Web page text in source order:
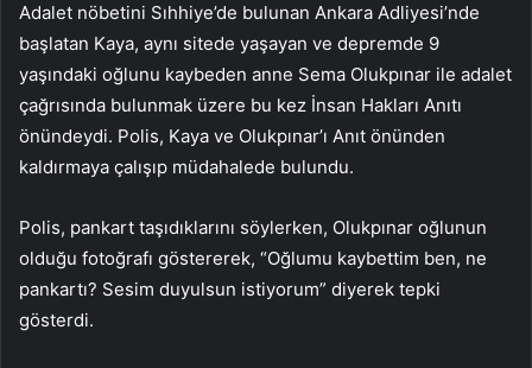
Adalet nöbetini Sıhhiye’de bulunan Ankara Adliyesi’nde
başlatan Kaya, aynı sitede yaşayan ve depremde 9
yaşındaki oğlunu kaybeden anne Sema Olukpınar ile adalet
çağrısında bulunmak üzere bu kez İnsan Hakları Anıtı
önündeydi. Polis, Kaya ve Olukpınar’ı Anıt önünden
kaldırmaya çalışıp müdahalede bulundu.
Polis, pankart taşıdıklarını söylerken, Olukpınar oğlunun
olduğu fotoğrafı göstererek, “Oğlumu kaybettim ben, ne
pankartı? Sesim duyulsun istiyorum” diyerek tepki
gösterdi.